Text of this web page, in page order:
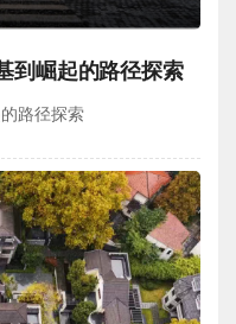
到崛起的路径探索
路径探索